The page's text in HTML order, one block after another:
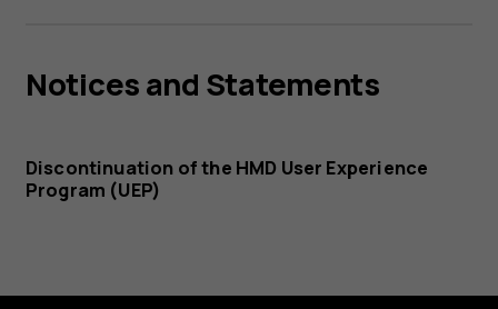
Notices and Statements
Discontinuation of the HMD User Experience
Program (UEP)